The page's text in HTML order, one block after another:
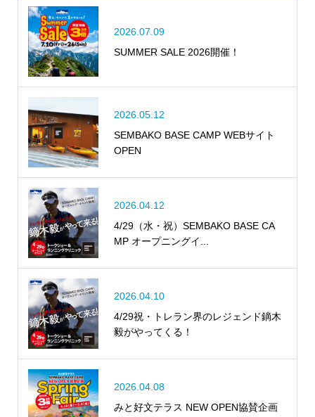
2026.07.09
SUMMER SALE 2026開催！
2026.05.12
SEMBAKO BASE CAMP WEBサイト
OPEN
2026.04.12
4/29（水・祝）SEMBAKO BASE CA
MP オープニングイ...
2026.04.10
4/29祝・トレラン界のレジェンド鏑木
毅がやってくる！
2026.04.08
みと好文テラス NEW OPEN協賛企画